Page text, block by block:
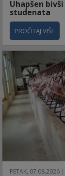
Uhapšen
studenata
PROČITAJ VIŠE
PETAK, 07.08.2026